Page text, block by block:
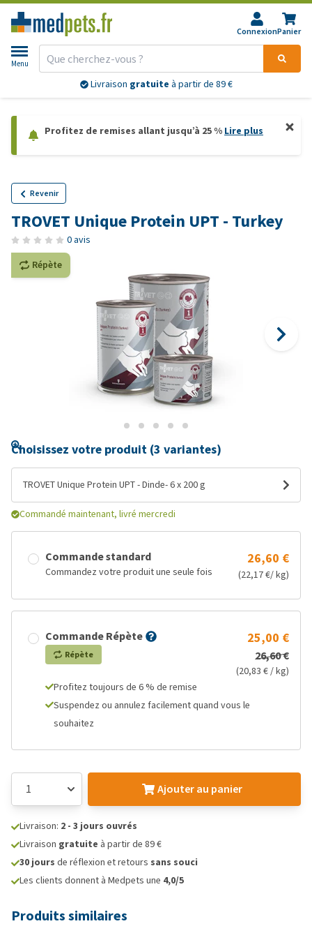
ConnexionPanier
Menu
Livraison gratuite à partir de 89 €
Profitez de remises allant jusqu’à 25 % Lire plus
Revenir
TROVET Unique Protein UPT - Turkey
0 avis
Répète
Choisissez votre produit (3 variantes)
TROVET Unique Protein UPT - Dinde- 6 x 200 g
Commandé maintenant, livré mercredi
Commande standard
Commandez votre produit une seule fois
26,60 €
(22,17 €/ kg)
Commande Répète
Répète
25,00 €
26,60 €
(20,83 € / kg)
Profitez toujours de 6 % de remise
Suspendez ou annulez facilement quand vous le
souhaitez
Ajouter au panier
Livraison: 2 - 3 jours ouvrés
Livraison gratuite à partir de 89 €
30 jours de réflexion et retours sans souci
Les clients donnent à Medpets une 4,0/5
Produits similaires